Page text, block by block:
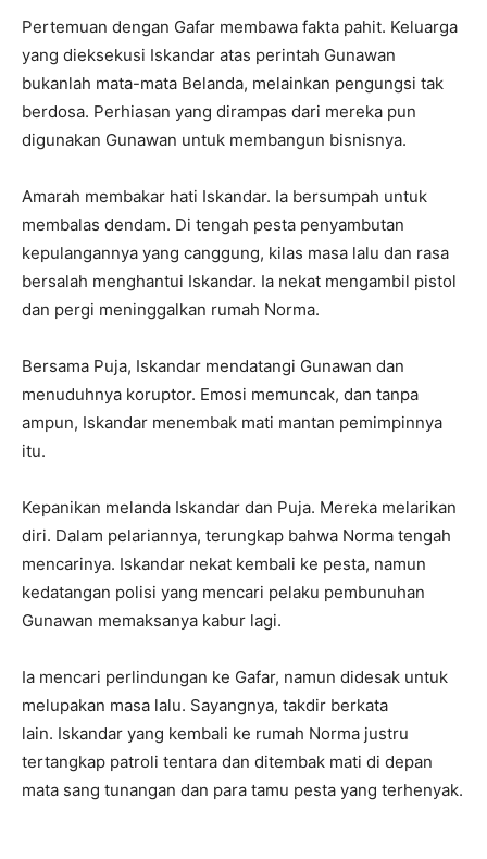
Pertemuan dengan Gafar membawa fakta pahit. Keluarga
yang dieksekusi Iskandar atas perintah Gunawan
bukanlah mata-mata Belanda, melainkan pengungsi tak
berdosa. Perhiasan yang dirampas dari mereka pun
digunakan Gunawan untuk membangun bisnisnya.
Amarah membakar hati Iskandar. Ia bersumpah untuk
membalas dendam. Di tengah pesta penyambutan
kepulangannya yang canggung, kilas masa lalu dan rasa
bersalah menghantui Iskandar. Ia nekat mengambil pistol
dan pergi meninggalkan rumah Norma.
Bersama Puja, Iskandar mendatangi Gunawan dan
menuduhnya koruptor. Emosi memuncak, dan tanpa
ampun, Iskandar menembak mati mantan pemimpinnya
itu.
Kepanikan melanda Iskandar dan Puja. Mereka melarikan
diri. Dalam pelariannya, terungkap bahwa Norma tengah
mencarinya. Iskandar nekat kembali ke pesta, namun
kedatangan polisi yang mencari pelaku pembunuhan
Gunawan memaksanya kabur lagi.
Ia mencari perlindungan ke Gafar, namun didesak untuk
melupakan masa lalu. Sayangnya, takdir berkata
lain. Iskandar yang kembali ke rumah Norma justru
tertangkap patroli tentara dan ditembak mati di depan
mata sang tunangan dan para tamu pesta yang terhenyak.